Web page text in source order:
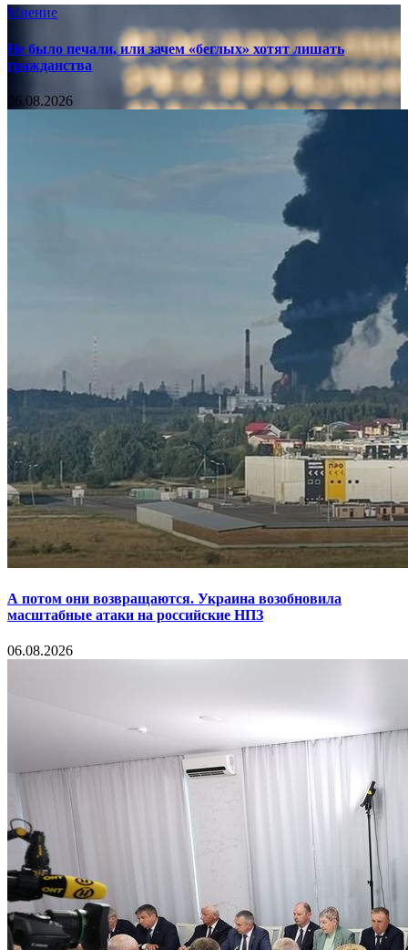
Мнение
Не было печали, или зачем «беглых» хотят лишать
гражданства
06.08.2026
А потом они возвращаются. Украина возобновила
масштабные атаки на российские НПЗ
06.08.2026